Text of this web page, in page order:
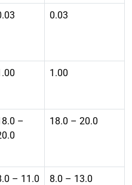
0.03
1.00
–
18.0 – 20.0
– 11.0 8.0 – 13.0